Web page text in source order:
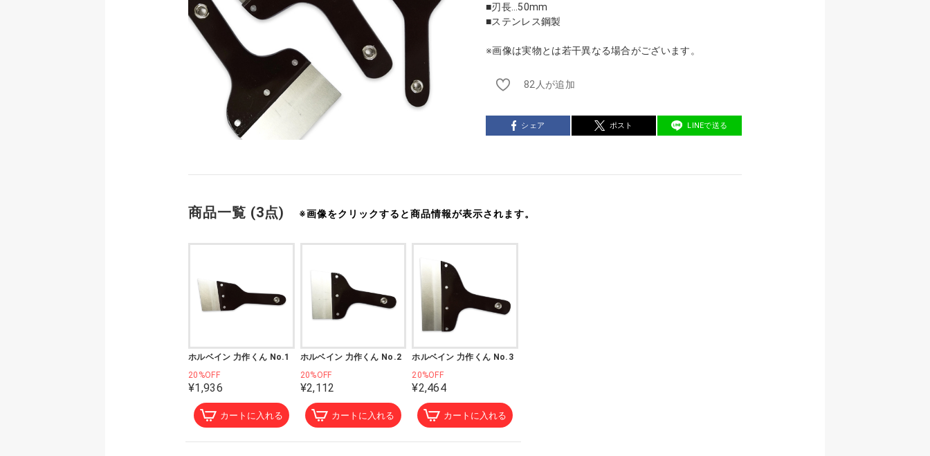
■刃長…50mm
■ステンレス鋼製
※画像は実物とは若干異なる場合がございます。
82人が追加
シェア ポスト LINEで送る
商品一覧 (3点) ※画像をクリックすると商品情報が表示されます。
ホルベイン 力作くん No.1
20%OFF
¥1,936
カートに入れる
ホルベイン 力作くん No.2
20%OFF
¥2,112
カートに入れる
ホルベイン 力作くん No.3
20%OFF
¥2,464
カートに入れる